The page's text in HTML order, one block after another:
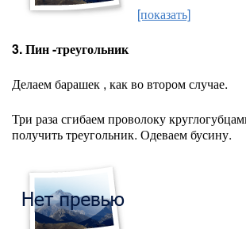
[показать]
3. Пин -треугольник
Делаем барашек , как во втором случае.
Три раза сгибаем проволоку
получить треугольник. Одеваем бусину.